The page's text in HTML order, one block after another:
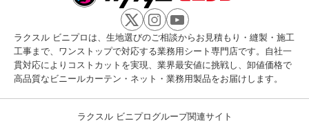
ラクスル ビニプロは、生地選びのご相談からお見積もり・縫製・施工
工事まで、ワンストップで対応する業務用シート専門店です。自社一
貫対応によりコストカットを実現、業界最安値に挑戦し、卸値価格で
高品質なビニールカーテン・ネット・業務用製品をお届けします。
ラクスル ビニプログループ関連サイト